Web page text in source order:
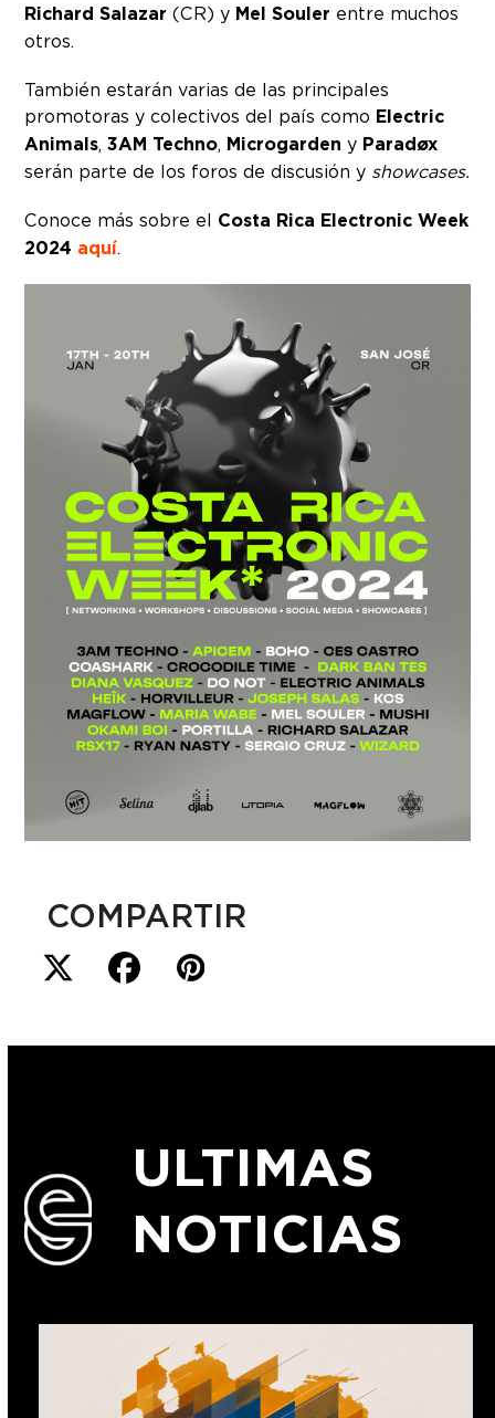
Richard Salazar (CR) y Mel Souler entre muchos
otros.
También estarán varias de las principales
promotoras y colectivos del país como Electric
Animals,3AM Techno, Microgarden y Paradøx
serán parte de los foros de discusión y showcases.
Conoce más sobre el Costa Rica Electronic Week
2024 aquí.
COMPARTIR
ULTIMAS
NOTICIAS